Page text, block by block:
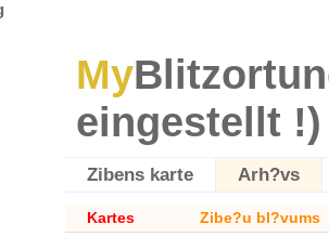
My
eingestellt !)
Zibens karte Arh?vs
Kartes Zibe?u bl?vums